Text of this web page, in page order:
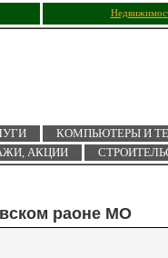
КОМПЬЮТЕРЫ И
АКЦИИ
раоне МО